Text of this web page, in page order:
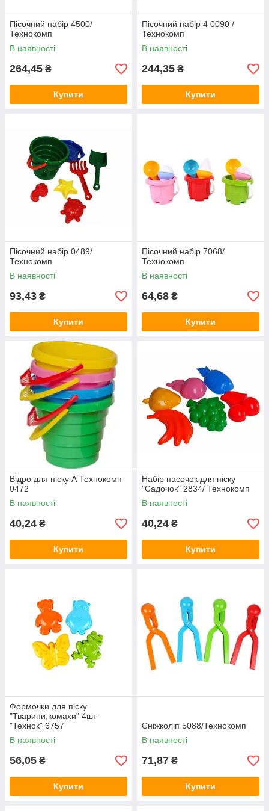
Пісочний набір 4500/
Технокомп
В наявності
264,45 ₴
Купити
Пісочний набір 4 0090 /
Технокомп
В наявності
244,35 ₴
Купити
Пісочний набір 0489/
Технокомп
В наявності
93,43 ₴
Купити
Пісочний набір 7068/
Технокомп
В наявності
64,68 ₴
Купити
Відро для піску А Технокомп
0472
В наявності
40,24 ₴
Купити
Набір пасочок для піску
"Садочок" 2834/ Технокомп
В наявності
40,24 ₴
Купити
Формочки для піску
"Тварини,комахи" 4шт
"Технок" 6757
В наявності
56,05 ₴
Купити
Сніжколіп 5088/Технокомп
В наявності
71,87 ₴
Купити